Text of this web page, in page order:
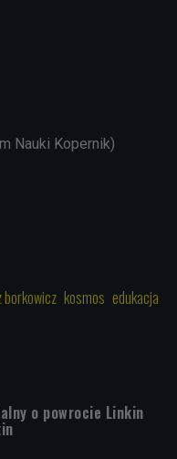
Nauki Kopernik)
kosmos edukacja
o powrocie Linkin